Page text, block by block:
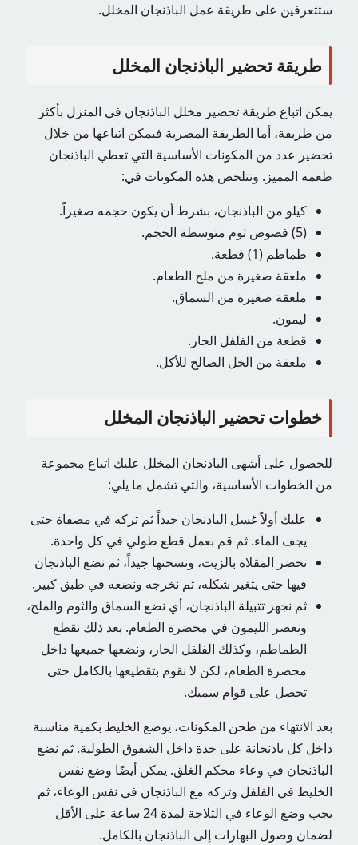
ستتعرفين على طريقة عمل الباذنجان المخلل.
طريقة تحضير الباذنجان المخلل
يمكن اتباع طريقة تحضير مخلل الباذنجان في المنزل بأكثر
من طريقة، أما الطريقة المصرية فيمكن اتباعها من خلال
تحضير عدد من المكونات الأساسية التي تعطي الباذنجان
طعمه المميز. وتتلخص هذه المكونات في:
كيلو من الباذنجان، بشرط أن يكون حجمه صغيراً.
(5) فصوص ثوم متوسطة الحجم.
طماطم (1) قطعة.
ملعقة صغيرة من ملح الطعام.
ملعقة صغيرة من السماق.
ليمون.
قطعة من الفلفل الحار.
ملعقة من الخل الصالح للأكل.
خطوات تحضير الباذنجان المخلل
للحصول على أشهى الباذنجان المخلل عليك اتباع مجموعة
من الخطوات الأساسية، والتي تشمل ما يلي:
عليك أولاً غسل الباذنجان جيداً ثم تركه في مصفاة حتى
يجف الماء. ثم قم بعمل قطع طولي في كل واحدة.
نحضر المقلاة بالزيت، ونسخنها جيداً، ثم نضع الباذنجان
فيها حتى يتغير شكله، ثم نخرجه ونضعه في طبق كبير.
ثم نجهز تتبيلة الباذنجان، أي نضع السماق والثوم والملح،
ونعصر الليمون في محضرة الطعام. بعد ذلك نقطع
الطماطم، وكذلك الفلفل الحار، ونضعها جميعها داخل
محضرة الطعام، لكن لا نقوم بتقطيعها بالكامل حتى
تحصل على قوام سميك.
بعد الانتهاء من طحن المكونات، يوضع الخليط بكمية مناسبة
داخل كل باذنجانة على حدة داخل الشقوق الطولية. ثم نضع
الباذنجان في وعاء محكم الغلق. يمكن أيضًا وضع نفس
الخليط في الفلفل وتركه مع الباذنجان في نفس الوعاء، ثم
يجب وضع الوعاء في الثلاجة لمدة 24 ساعة على الأقل
لضمان وصول البهارات إلى الباذنجان بالكامل.